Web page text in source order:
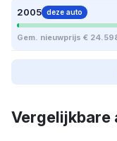
2005 deze auto
Gem. nieuwprijs €
Vergelijkbare